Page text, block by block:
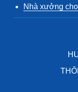
Nhà xưởng